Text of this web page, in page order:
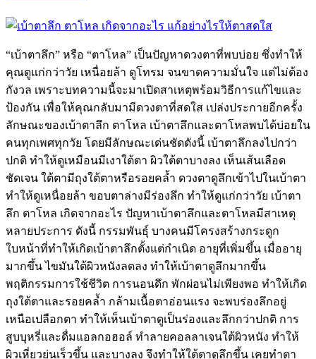
“เบ้าตาลึก” หรือ “ตาโหล” เป็นปัญหาดวงตาที่พบบ่อย ซึ่งทำให้
คุณดูแก่กว่าวัย เหนื่อยล้า ดูโทรม จนขาดความมั่นใจ แต่ไม่ต้อง
กังวล เพราะบทความนี้จะมาเปิดสาเหตุพร้อมวิธีการแก้ไขและ
ป้องกัน เพื่อให้คุณกลับมามีดวงตาที่สดใส เปล่งประกายอีกครั้ง
ลักษณะของเบ้าตาลึก ตาโหล เบ้าตาลึกและตาโหลพบได้บ่อยใน
คนทุกเพศทุกวัย โดยมีลักษณะเด่นชัดดังนี้ เบ้าตาลึกลงไปกว่า
ปกติ ทำให้ดูเหมือนมีเงาใต้ตา ผิวใต้ตาบางลง เห็นเส้นเลือด
ชัดเจน ใต้ตามีถุงใต้ตาหรือรอยคล้ำ ดวงตาดูลึกเข้าไปในเบ้าตา
ทำให้ดูเหนื่อยล้า ขอบตาล่างมีร่องลึก ทำให้ดูแก่กว่าวัย เบ้าตา
ลึก ตาโหล เกิดจากอะไร ปัญหาเบ้าตาลึกและตาโหลมีสาเหตุ
หลายประการ ดังนี้ กรรมพันธุ์ บางคนมีโครงสร้างกระดูก
ใบหน้าที่ทำให้เกิดเบ้าตาลึกตั้งแต่กำเนิด อายุที่เพิ่มขึ้น เมื่ออายุ
มากขึ้น ไขมันใต้ผิวหนังลดลง ทำให้เบ้าตาดูลึกมากขึ้น
พฤติกรรมการใช้ชีวิต การนอนดึก พักผ่อนไม่เพียงพอ ทำให้เกิด
ถุงใต้ตาและรอยคล้ำ กล้ามเนื้อตาอ่อนแรง จะพบร่องลึกอยู่
เหนือเปลือกตา ทำให้เห็นเบ้าตาดูเป็นร่องและลึกกว่าปกติ การ
สูบบุหรี่และดื่มแอลกอฮอล์ ทำลายคอลลาเจนใต้ผิวหนัง ทำให้
ผิวเหี่ยวย่นเร็วขึ้น และบางลง จึงทำให้ใต้ตาดูลึกขึ้น เคยทำตา